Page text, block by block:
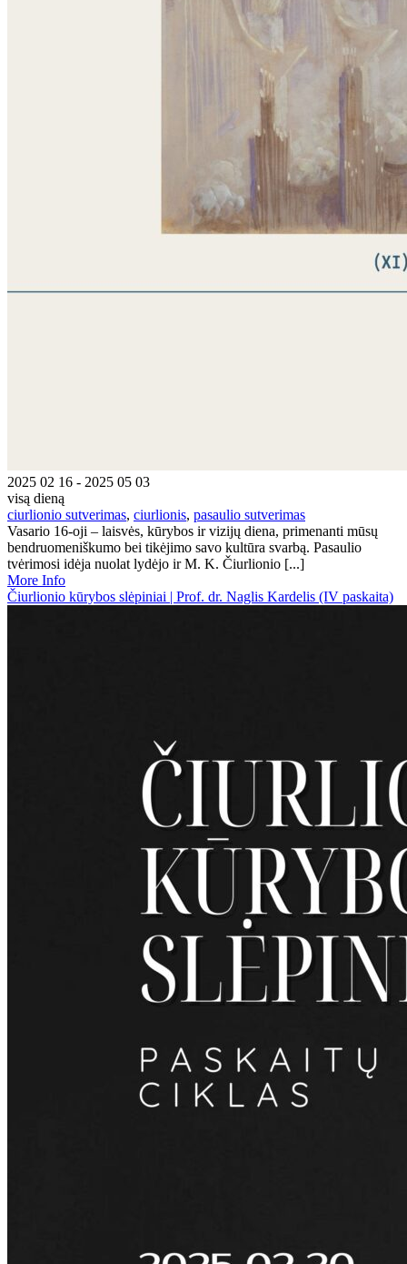
2025 02 16 - 2025 05 03
visą dieną
ciurlionio sutverimas, ciurlionis, pasaulio sutverimas
Vasario 16-oji – laisvės, kūrybos ir vizijų diena, primenanti mūsų
bendruomeniškumo bei tikėjimo savo kultūra svarbą. Pasaulio
tvėrimosi idėja nuolat lydėjo ir M. K. Čiurlionio [...]
More Info
Čiurlionio kūrybos slėpiniai | Prof. dr. Naglis Kardelis (IV paskaita)